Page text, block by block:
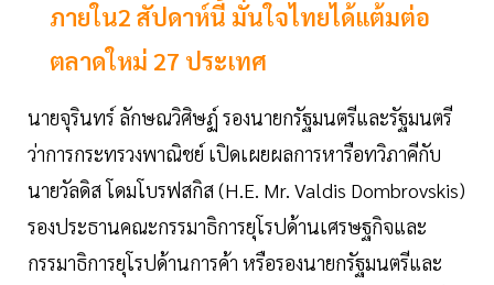
ภายใน2 สัปดาห์นี้ มั่นใจไทยได้แต้มต่อ
ตลาดใหม่ 27 ประเทศ
นายจุรินทร์ ลักษณวิศิษฏ์ รองนายกรัฐมนตรีและรัฐมนตรี
ว่าการกระทรวงพาณิชย์ เปิดเผยผลการหารือทวิภาคีกับ
นายวัลดิส โดมโบรฟสกิส (H.E. Mr. Valdis Dombrovskis)
รองประธานคณะกรรมาธิการยุโรปด้านเศรษฐกิจและ
กรรมาธิการยุโรปด้านการค้า หรือรองนายกรัฐมนตรีและ